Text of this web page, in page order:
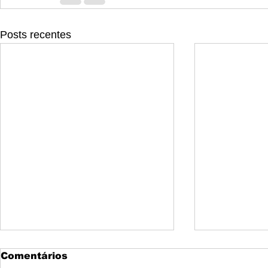
Posts recentes
Dia do Pai: 10
sugestões de prendas
Prendas
Comentários